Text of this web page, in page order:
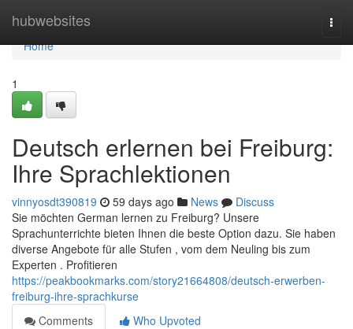
hubwebsites
Home
Home
1
Deutsch erlernen bei Freiburg:
Ihre Sprachlektionen
vinnyosdt390819 59 days ago News
Discuss
Sie möchten German lernen zu Freiburg? Unsere
Sprachunterrichte bieten Ihnen die beste Option dazu. Sie haben
diverse Angebote für alle Stufen , vom dem Neuling bis zum
Experten . Profitieren
https://peakbookmarks.com/story21664808/deutsch-erwerben-
freiburg-ihre-sprachkurse
Comments
Who Upvoted